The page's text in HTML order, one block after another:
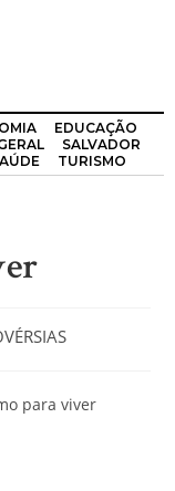
EDUCAÇÃO
SALVADOR
TURISMO